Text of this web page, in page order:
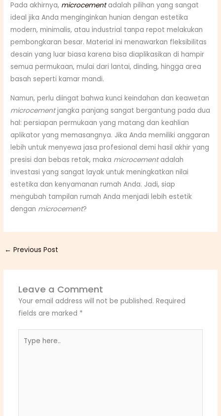
Pada akhirnya, microcement adalah pilihan yang sangat
ideal jika Anda menginginkan hunian dengan estetika
modern, minimalis, atau industrial tanpa repot melakukan
pembongkaran besar. Material ini menawarkan fleksibilitas
desain yang luar biasa karena bisa diaplikasikan di hampir
semua permukaan, mulai dari lantai, dinding, hingga area
basah seperti kamar mandi.
Namun, perlu diingat bahwa kunci keindahan dan keawetan
microcementjangka panjang sangat bergantung pada dua
hal: persiapan permukaan yang matang dan keahlian
aplikator yang memasangnya. Jika Anda memiliki anggaran
lebih untuk menyewa jasa profesional demi hasil akhir yang
presisi dan bebas retak, maka microcementadalah
investasi yang sangat layak untuk meningkatkan nilai
estetika dan kenyamanan rumah Anda. Jadi, siap
mengubah tampilan rumah Anda menjadi lebih estetik
dengan microcement?
← Previous Post
Leave a Comment
Your email address will not be published. Required
fields are marked *
here..